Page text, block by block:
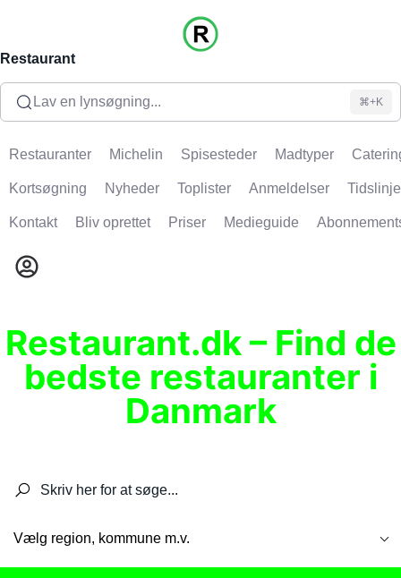
Restaurant
Lav en lynsøgning... ⌘+K
Restauranter Michelin Spisesteder Madtyper
Kortsøgning Nyheder Toplister Anmeldelser Tidslinje
Kontakt Bliv oprettet Priser Medieguide
Restaurant.dk – Find de
bedste restauranter i
Danmark
Vælg region, kommune m.v.